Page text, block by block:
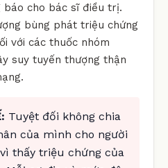
cho bác sĩ điều trị.
bùng phát triệu chứng
với các thuốc nhóm
suy tuyến thượng thận
Tuyệt đối không chia
của mình cho người
thấy triệu chứng của